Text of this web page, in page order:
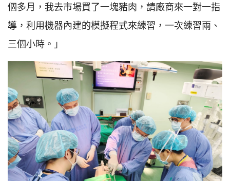
個多月，我去市場買了一塊豬肉，請廠商來一對一指
導，利用機器內建的模擬程式來練習，一次練習兩、
三個小時。」